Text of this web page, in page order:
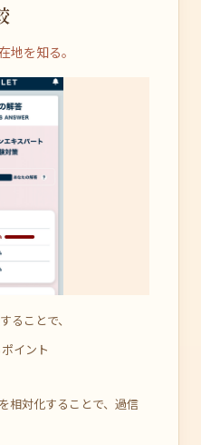
地を知る。
ることで、
イント
相対化することで、過信